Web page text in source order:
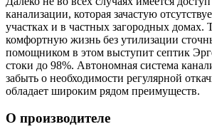
канализации, которая зачастую
участках и в частных загородных домах.
комфортную жизнь без утилизации
помощником в этом выступит септик
стоки до 98%. Автономная система
забыть о необходимости регулярной
обладает широким рядом преимуществ.
О производителе